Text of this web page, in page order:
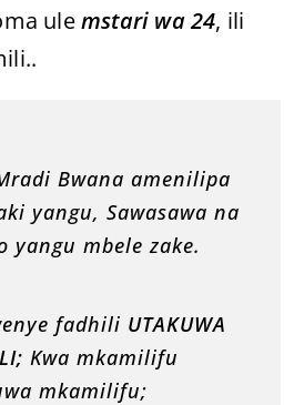
ulemstari wa 24, ili
Bwana amenilipa
yangu, Sawasawa na
yangu mbele zake.
fadhili UTAKUWA
Kwa mkamilifu
mkamilifu;